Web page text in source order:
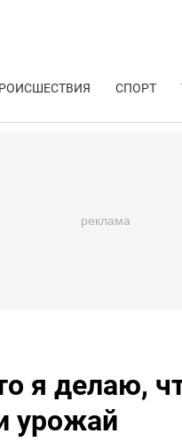
СПОРТ
я делаю,
урожай